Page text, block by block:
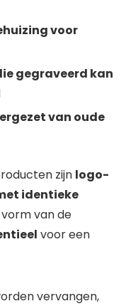
voor
gegraveerd kan
van oude
zijn logo-
identieke
vorm van de
voor een
vervangen,